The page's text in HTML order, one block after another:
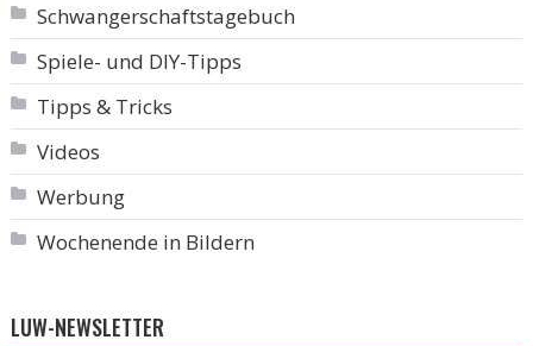
Schwangerschaftstagebuch
Spiele- und DIY-Tipps
Tipps & Tricks
Videos
Werbung
Wochenende in Bildern
LUW-NEWSLETTER